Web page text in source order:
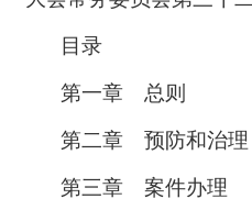
目录
第一章 总则
第二章 预防和治理
第三章 案件办理